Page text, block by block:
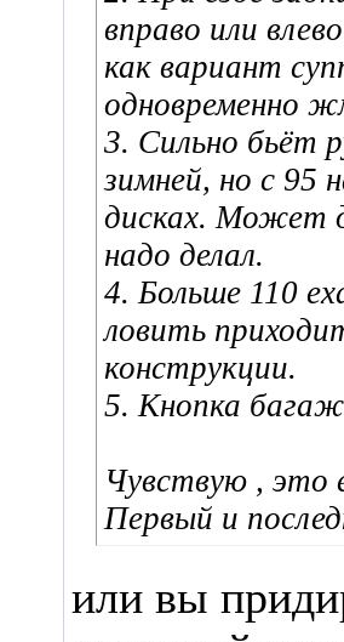
вправо или
как вариант
одновременно
3. Сильно бьёт
зимней, но с 95
дисках. Может
надо делал.
4. Больше 110
ловить
конструкции.
5. Кнопка
Чувствую , это
Первый и
или вы